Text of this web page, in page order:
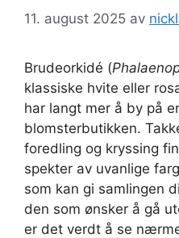
11. august 2025 av
Brudeorkidé (
klassiske hvite eller
har langt mer å by på
blomsterbutikken.
foredling og kryssing
spekter av uvanlige
som kan gi samlingen
den som ønsker å gå
er det verdt å se